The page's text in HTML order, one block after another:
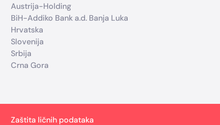
Austrija-Holding
BiH-Addiko Bank a.d. Banja Luka
Hrvatska
Slovenija
Srbija
Crna Gora
Zaštita ličnih podataka